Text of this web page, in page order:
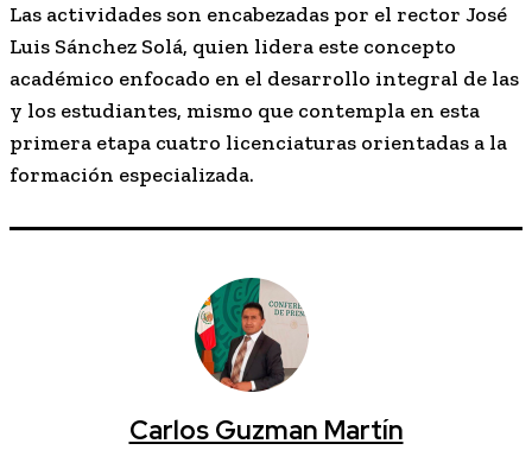
Las actividades son encabezadas por el rector José
Luis Sánchez Solá, quien lidera este concepto
académico enfocado en el desarrollo integral de las
y los estudiantes, mismo que contempla en esta
primera etapa cuatro licenciaturas orientadas a la
formación especializada.
Carlos Guzman Martín